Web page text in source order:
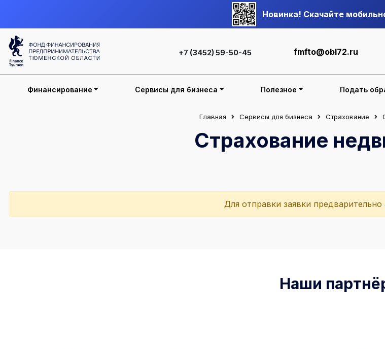
Новинка! Скачайте
+7 (3452) 59-50-45 fmfto@obl72.ru
Финансирование Сервисы для бизнеса Полезное Подать
Главная Сервисы для бизнеса Страхование
Страхование
Для отправки заявки предварительно
Наши